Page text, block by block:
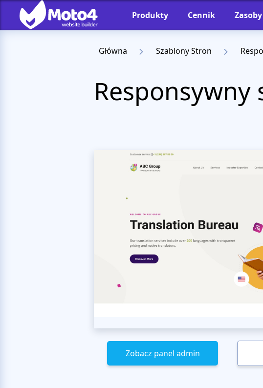
Produkty Cennik Zasoby
Główna Szablony Stron
Zobacz panel admin